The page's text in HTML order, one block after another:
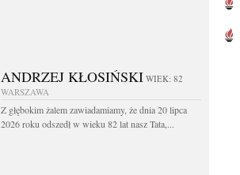
ANDRZEJ KŁOSIŃSKI WIEK: 82
WARSZAWA
Z głębokim żalem zawiadamiamy, że dnia 20 lipca
2026 roku odszedł w wieku 82 lat nasz Tata,...